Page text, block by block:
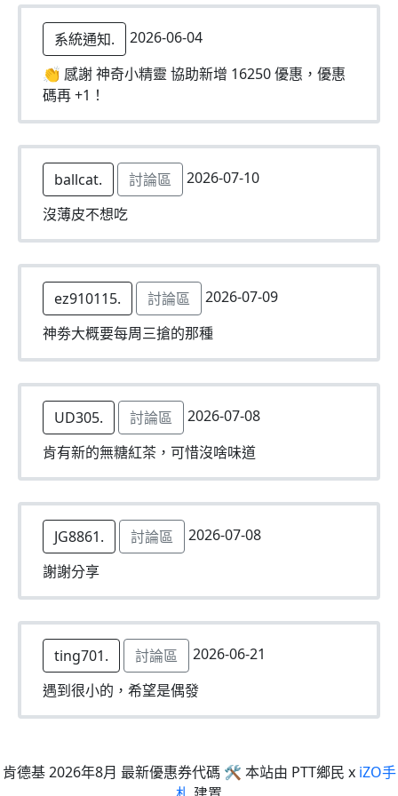
系統通知.
2026-06-04
👏 感謝 神奇小精靈 協助新增 16250 優惠，優惠
碼再 +1！
ballcat. 討論區
2026-07-10
沒薄皮不想吃
ez910115. 討論區
2026-07-09
神劵大概要每周三搶的那種
UD305. 討論區
2026-07-08
肯有新的無糖紅茶，可惜沒啥味道
JG8861. 討論區
2026-07-08
謝謝分享
ting701. 討論區
2026-06-21
遇到很小的，希望是偶發
肯德基 2026年8月 最新優惠券代碼 🛠 本站由 PTT鄉民 x iZO手